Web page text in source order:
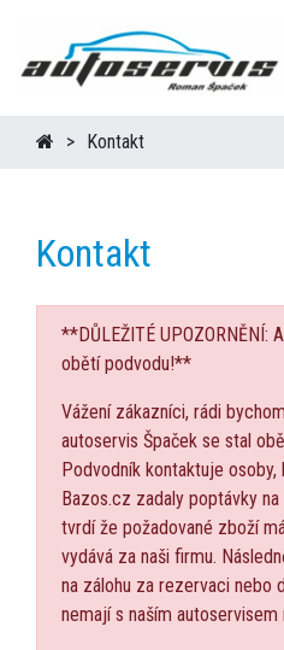
Kontakt
Kontakt
**DŮLEŽITÉ UPOZORNĚNÍ:
obětí podvodu!**
Vážení zákazníci, rádi
autoservis Špaček se stal
Podvodník kontaktuje
Bazos.cz zadaly poptávky
tvrdí že požadované zboží
vydává za naši firmu.
na zálohu za rezervaci nebo
nemají s naším autoservisem